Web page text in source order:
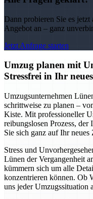
Dann probieren Sie es
Angebot an – ganz
Jetzt Anfrage starten
Umzug planen mit
Stressfrei in Ihr
Umzugsunternehmen
schrittweise zu planen –
Kiste. Mit professioneller
reibungslosen Prozess,
Sie sich ganz auf Ihr neues
Stress und
Lünen der Vergangenheit
kümmern sich um alle
konzentrieren können. Ob
uns jeder Umzugssituation